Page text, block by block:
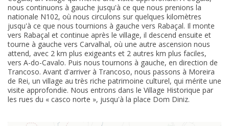
nous continuons à gauche jusqu'à ce que nous prenions la
nationale N102, où nous circulons sur quelques kilomètres
jusqu'à ce que nous tournions à gauche vers Rabaçal. Il monte
vers Rabaçal et continue après le village, il descend ensuite et
tourne à gauche vers Carvalhal, où une autre ascension nous
attend, avec 2 km plus exigeants et 2 autres km plus faciles,
vers A-do-Cavalo. Puis nous tournons à gauche, en direction de
Trancoso. Avant d'arriver à Trancoso, nous passons à Moreira
de Rei, un village au très riche patrimoine culturel, qui mérite une
visite approfondie. Nous entrons dans le Village Historique par
les rues du « casco norte », jusqu'à la place Dom Diniz.